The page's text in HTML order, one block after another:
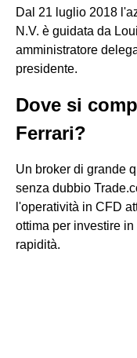
Dal 21 luglio 2018
N.V. è guidata da
amministratore
presidente.
Dove si
Ferrari?
Un broker di grande
senza dubbio
l'operatività in CFD
ottima per investire
rapidità.